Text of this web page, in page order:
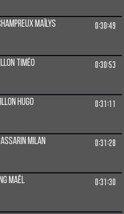
Maïlys 0:30:49
Timéo 0:30:53
Hugo 0:31:11
Milan 0:31:28
Maël 0:31:30